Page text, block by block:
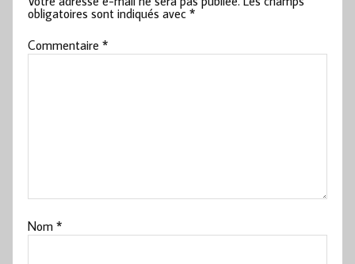
obligatoires sont indiqués avec*
Commentaire*
Nom*